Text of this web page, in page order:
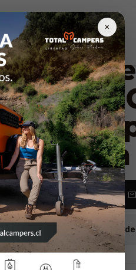
×
Cubo 3.2" LED (par) -
|
Kit
LED
Mostrar stock
DESCRIPCIÓN